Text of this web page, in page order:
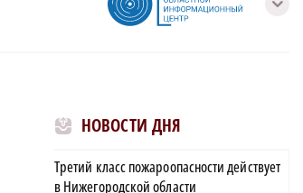
с
НОВОСТИ ДНЯ
Третий класс пожароопасности действует
в Нижегородской области